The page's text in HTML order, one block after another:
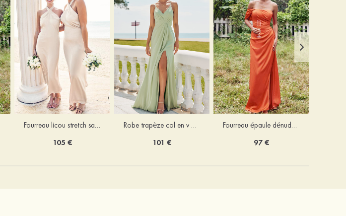
Fourreau licou stretch satin longueur cheville robe de demoiselle d'honneur
105 €
Robe trapèze col en v mousseline ras du sol robe de demoiselle d'honneur
101 €
Fourreau épaule dénudée satin extensible ras du sol robe de demoiselle d'honneur
97 €